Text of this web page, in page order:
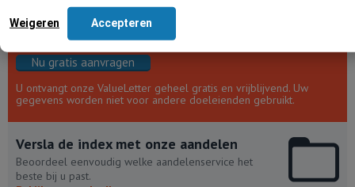
Weigeren Accepteren
Onze populaire ValueLetter ontvangen?
Waardevolle inzichten over value-beleggen wekelijks
in uw mailbox!
Nu gratis aanvragen
U ontvangt onze ValueLetter geheel gratis en vrijblijvend. Uw
gegevens worden niet voor andere doeleienden gebruikt.
Versla de index met onze aandelen
Beoordeel eenvoudig welke aandelenservice het
beste bij u past.